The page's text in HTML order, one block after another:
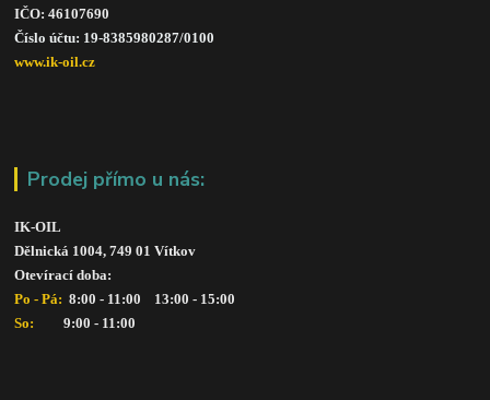
IČO: 46107690
Číslo účtu: 19-8385980287/0100
www.ik-oil.cz
Prodej přímo u nás:
IK-OIL
Dělnická 1004, 749 01 Vítkov
Otevírací doba:
Po - Pá: 8:00 - 11:00    13:00 - 15:00
So:
      9:00 - 11:00